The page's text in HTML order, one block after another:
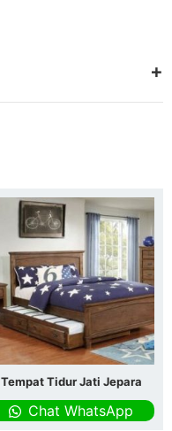
Tempat Tidur Jati Jepara
Chat WhatsApp